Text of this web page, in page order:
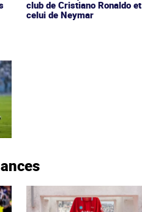
club de Cristiano Ronaldo et
celui de Neymar